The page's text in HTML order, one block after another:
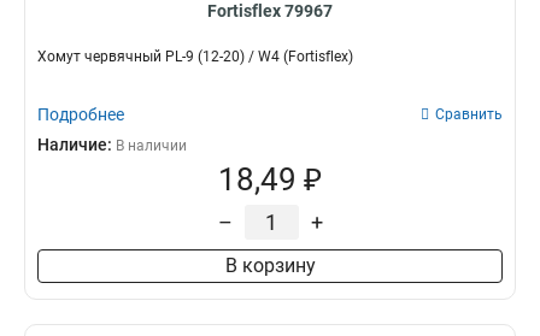
Fortisflex 79967
Хомут червячный PL-9 (12-20) / W4 (Fortisflex)
Подробнее Сравнить
Наличие: В наличии
18,49 ₽
– +
В корзину